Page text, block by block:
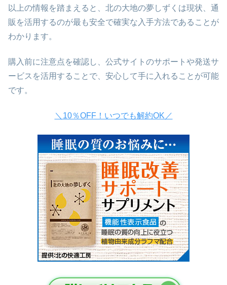
以上の情報を踏まえると、北の大地の夢しずくは現状、通
販を活用するのが最も安全で確実な入手方法であることが
わかります。
購入前に注意点を確認し、公式サイトのサポートや発送サ
ービスを活用することで、安心して手に入れることが可能
です。
＼10％OFF！いつでも解約OK／